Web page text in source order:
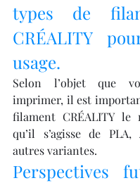
types de
CRÉALITY
usage.
Selon l’objet que
imprimer, il est
filament CRÉALITY le
qu’il s’agisse de
autres variantes.
Perspectives